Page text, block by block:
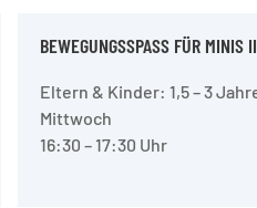
BEWEGUNGSSPASS FÜR MINIS
Eltern & Kinder: 1,5 – 3
Mittwoch
16:30 – 17:30 Uhr